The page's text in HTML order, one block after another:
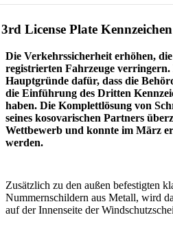
3rd License Plate
Die Verkehrssicherheit erhöhen,
registrierten Fahrzeuge verringern.
Hauptgründe dafür, dass die
die Einführung des Dritten
haben. Die Komplettlösung von
seines kosovarischen Partners
Wettbewerb und konnte im März
werden.
Zusätzlich zu den außen befestigten
Nummernschildern aus Metall, wird
auf der Innenseite der